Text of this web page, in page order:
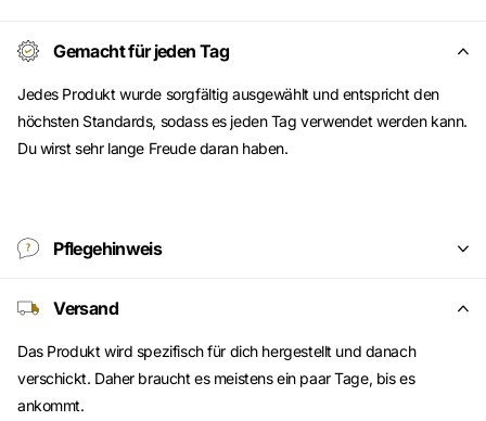
Gemacht für jeden Tag
Jedes Produkt wurde sorgfältig ausgewählt und entspricht den
höchsten Standards, sodass es jeden Tag verwendet werden kann.
Du wirst sehr lange Freude daran haben.
Pflegehinweis
Versand
Das Produkt wird spezifisch für dich hergestellt und danach
verschickt. Daher braucht es meistens ein paar Tage, bis es
ankommt.